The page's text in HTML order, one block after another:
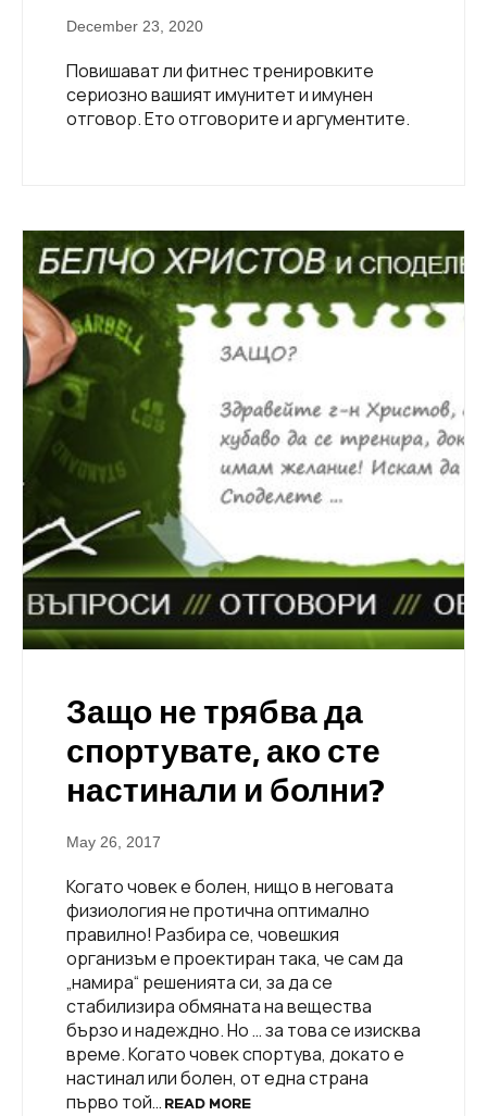
December 23, 2020
Повишават ли фитнес тренировките
сериозно вашият имунитет и имунен
отговор. Ето отговорите и аргументите.
Защо не трябва да
спортувате, ако сте
настинали и болни?
May 26, 2017
Когато човек е болен, нищо в неговата
физиология не протична оптимално
правилно! Разбира се, човешкия
организъм е проектиран така, че сам да
„намира“ решенията си, за да се
стабилизира обмяната на вещества
бързо и надеждно. Но … за това се изисква
време. Когато човек спортува, докато е
настинал или болен, от една страна
първо той… READ MORE